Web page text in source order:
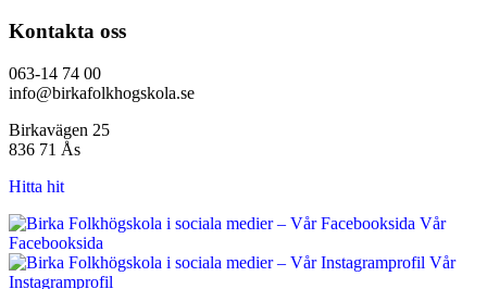
Kontakta oss
063-14 74 00
info@birkafolkhogskola.se
Birkavägen 25
836 71 Ås
Hitta hit
Vår
Facebooksida
Vår
Instagramprofil